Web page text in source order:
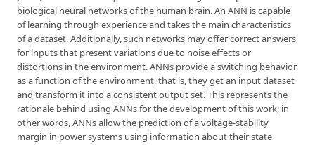
biological neural networks of the human brain. An ANN is capable
of learning through experience and takes the main characteristics
of a dataset. Additionally, such networks may offer correct answers
for inputs that present variations due to noise effects or
distortions in the environment. ANNs provide a switching behavior
as a function of the environment, that is, they get an input dataset
and transform it into a consistent output set. This represents the
rationale behind using ANNs for the development of this work; in
other words, ANNs allow the prediction of a voltage-stability
margin in power systems using information about their state